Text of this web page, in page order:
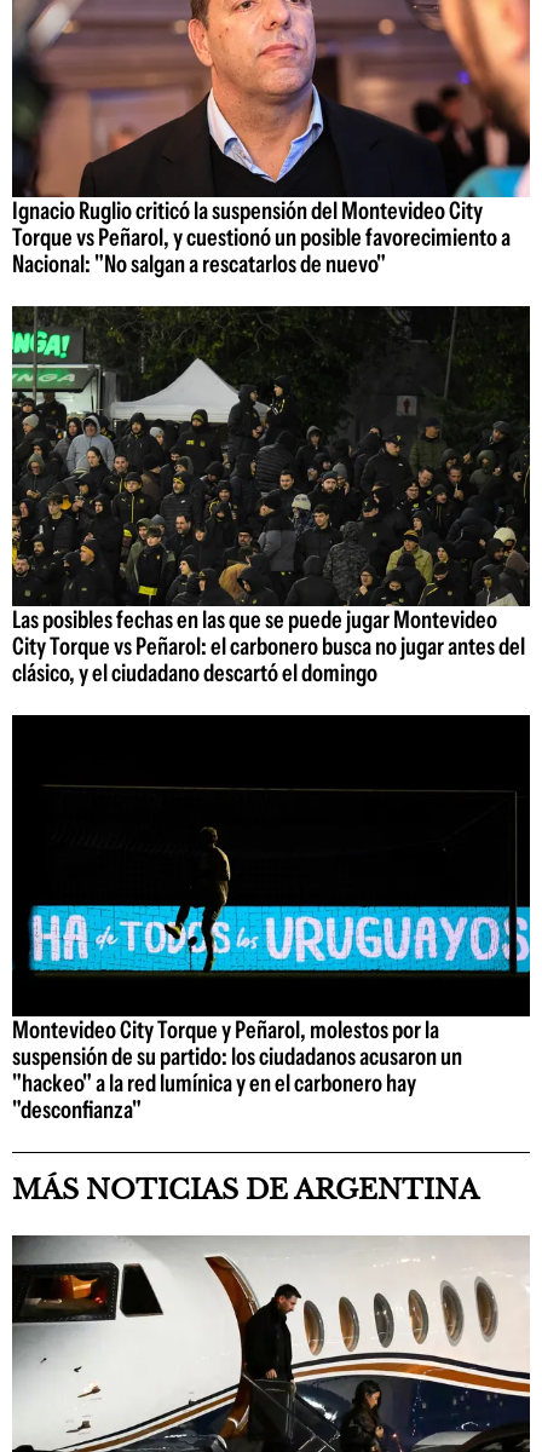
Ignacio Ruglio criticó la suspensión del Montevideo City
Torque vs Peñarol, y cuestionó un posible favorecimiento a
Nacional: "No salgan a rescatarlos de nuevo"
Las posibles fechas en las que se puede jugar Montevideo
City Torque vs Peñarol: el carbonero busca no jugar antes del
clásico, y el ciudadano descartó el domingo
Montevideo City Torque y Peñarol, molestos por la
suspensión de su partido: los ciudadanos acusaron un
"hackeo" a la red lumínica y en el carbonero hay
"desconfianza"
MÁS NOTICIAS DE ARGENTINA